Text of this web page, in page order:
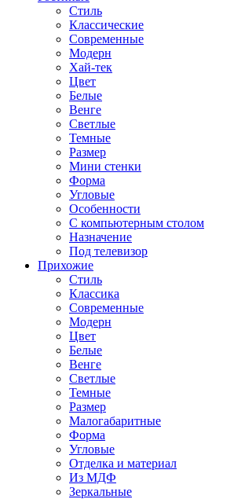
Стиль
Классические
Современные
Модерн
Хай-тек
Цвет
Белые
Венге
Светлые
Темные
Размер
Мини стенки
Форма
Угловые
Особенности
С компьютерным столом
Назначение
Под телевизор
Прихожие
Стиль
Классика
Современные
Модерн
Цвет
Белые
Венге
Светлые
Темные
Размер
Малогабаритные
Форма
Угловые
Отделка и материал
Из МДФ
Зеркальные